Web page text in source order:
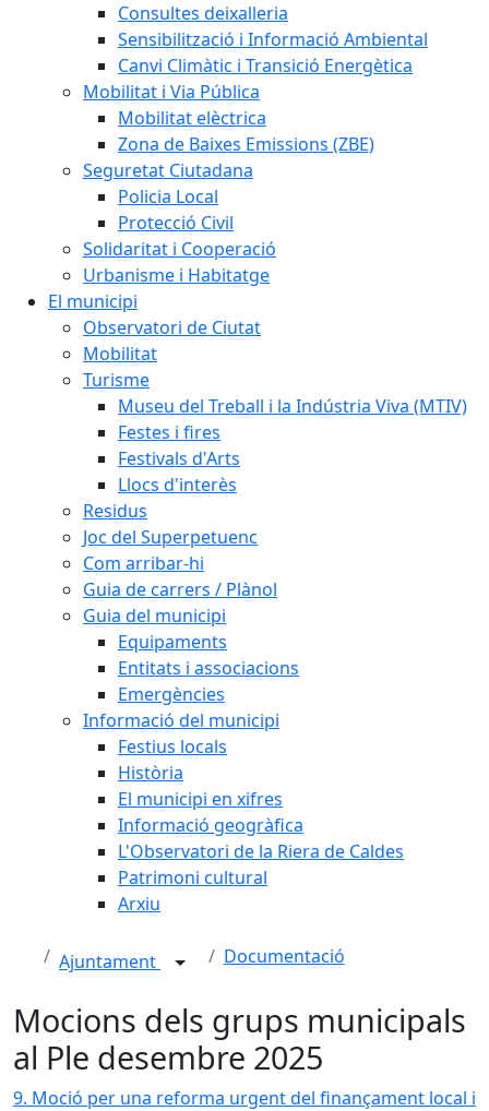
Consultes deixalleria
Sensibilització i Informació Ambiental
Canvi Climàtic i Transició Energètica
Mobilitat i Via Pública
Mobilitat elèctrica
Zona de Baixes Emissions (ZBE)
Seguretat Ciutadana
Policia Local
Protecció Civil
Solidaritat i Cooperació
Urbanisme i Habitatge
El municipi
Observatori de Ciutat
Mobilitat
Turisme
Museu del Treball i la Indústria Viva (MTIV)
Festes i fires
Festivals d'Arts
Llocs d'interès
Residus
Joc del Superpetuenc
Com arribar-hi
Guia de carrers / Plànol
Guia del municipi
Equipaments
Entitats i associacions
Emergències
Informació del municipi
Festius locals
Història
El municipi en xifres
Informació geogràfica
L'Observatori de la Riera de Caldes
Patrimoni cultural
Arxiu
Ajuntament Documentació
Mocions dels grups municipals
al Ple desembre 2025
9. Moció per una reforma urgent del finançament local i